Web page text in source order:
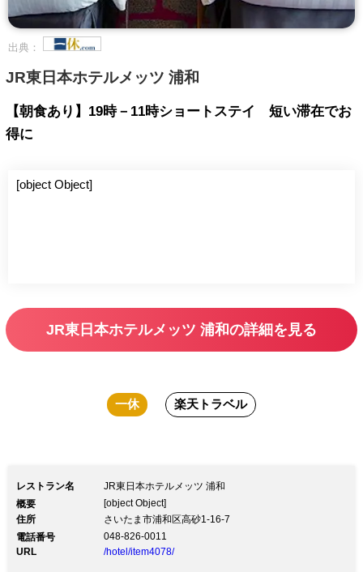
出典：
JR東日本ホテルメッツ 浦和
【朝食あり】19時－11時ショートステイ 短い滞在でお
得に
[object Object]
JR東日本ホテルメッツ 浦和の詳細を見る
一休 楽天トラベル
レストラン名
JR東日本ホテルメッツ 浦和
概要
[object Object]
住所
さいたま市浦和区高砂1-16-7
電話番号
048-826-0011
URL
/hotel/item4078/